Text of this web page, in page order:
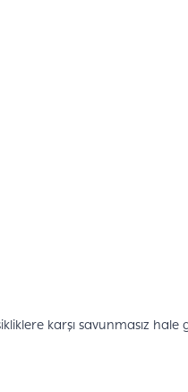
karşı savunmasız hale